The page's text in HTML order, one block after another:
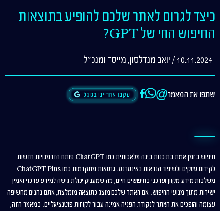
כיצד לגרום לאתר שלכם להופיע בתוצאות
החיפוש החי של GPT?
10.11.2024 / יואב מנדלסון, מייסד ומנכ"ל
שתפו את המאמר
חיפוש בזמן אמת בתוכנות בינה מלאכותית כמו ChatGPT פותח הזדמנויות חדשות
לקידום עסקים ולשיפור הנראות באינטרנט. גרסאות מתקדמות כמו ChatGPT Plus
משלבות מידע מקוון ועדכני בחיפושים חיים, מה שמעניק יכולת גישה למידע עדכני ואמין
ישירות מתוך מנועי החיפוש. אם האתר שלכם מוצג כתוצאה מומלצת, אתם נהנים מחשיפה
עצומה והופכים את האתר לנקודת הפניה אמינה עבור לקוחות פוטנציאליים. במאמר הזה,